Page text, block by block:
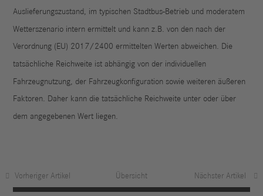
Auslieferungszustand, im typischen Stadtbus-Betrieb und moderatem
Wetterszenario intern ermittelt und kann z.B. von den nach der
Verordnung (EU) 2017/2400 ermittelten Werten abweichen. Die
tatsächliche Reichweite ist abhängig von der individuellen
Fahrzeugnutzung, der Fahrzeugkonfiguration sowie weiteren äußeren
Faktoren. Daher kann die tatsächliche Reichweite unter oder über
dem angegebenen Wert liegen.
Vorheriger Artikel Übersicht Nächster Artikel